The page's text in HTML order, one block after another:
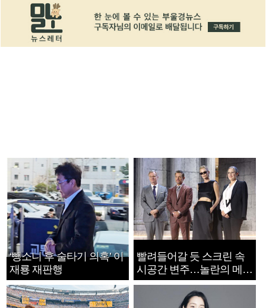
‘뺑소니 후 술타기 의혹’ 이
재룡 재판행
빨려들어갈 듯 스크린 속
시공간 변주…놀란의 메시
지는 ‘전쟁 속죄’